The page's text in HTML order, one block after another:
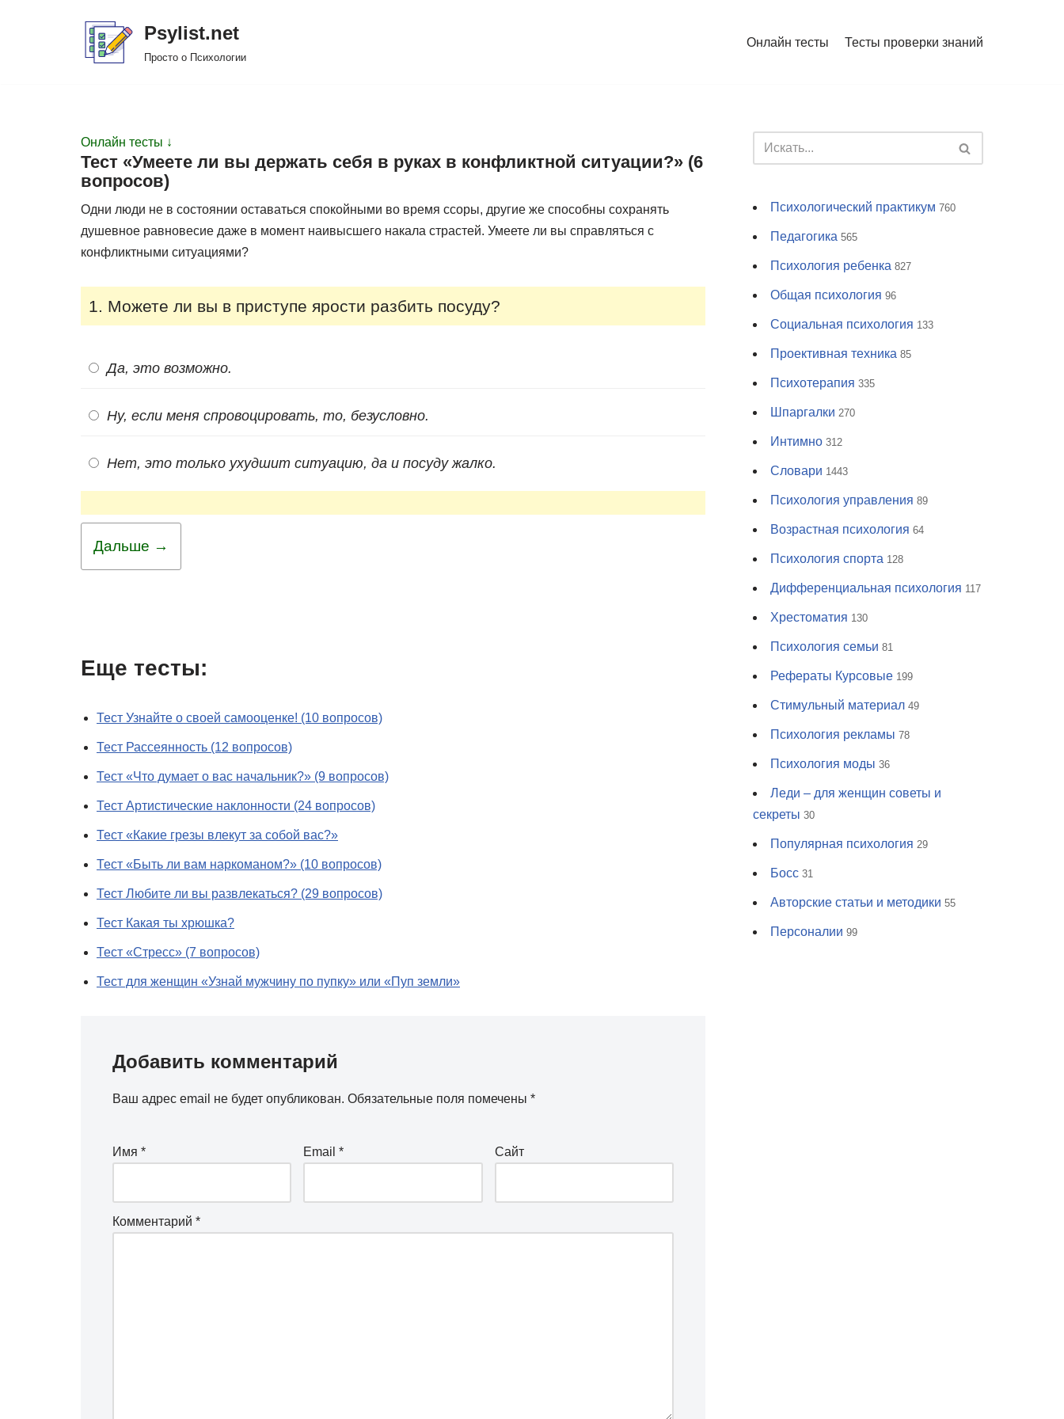
Psylist.net
Просто о Психологии
Онлайн тесты Тесты проверки знаний
Онлайн тесты ↓
Тест «Умеете ли вы держать себя в руках в конфликтной ситуации?» (6
вопросов)
Одни люди не в состоянии оставаться спокойными во время ссоры, другие же способны сохранять
душевное равновесие даже в момент наивысшего накала страстей. Умеете ли вы справляться с
конфликтными ситуациями?
1. Можете ли вы в приступе ярости разбить посуду?
Да, это возможно.
Ну, если меня спровоцировать, то, безусловно.
Нет, это только ухудшит ситуацию, да и посуду жалко.
Дальше →
Еще тесты:
Тест Узнайте о своей самооценке! (10 вопросов)
Тест Рассеянность (12 вопросов)
Тест «Что думает о вас начальник?» (9 вопросов)
Тест Артистические наклонности (24 вопросов)
Тест «Какие грезы влекут за собой вас?»
Тест «Быть ли вам наркоманом?» (10 вопросов)
Тест Любите ли вы развлекаться? (29 вопросов)
Тест Какая ты хрюшка?
Тест «Стресс» (7 вопросов)
Тест для женщин «Узнай мужчину по пупку» или «Пуп земли»
Добавить комментарий
Ваш адрес email не будет опубликован. Обязательные поля помечены *
Имя * Email* Сайт
Комментарий *
Психологический практикум 760
Педагогика 565
Психология ребенка 827
Общая психология 96
Социальная психология 133
Проективная техника 85
Психотерапия 335
Шпаргалки 270
Интимно 312
Словари 1443
Психология управления 89
Возрастная психология 64
Психология спорта 128
Дифференциальная психология 117
Хрестоматия 130
Психология семьи 81
Рефераты Курсовые 199
Стимульный материал 49
Психология рекламы 78
Психология моды 36
Леди – для женщин советы и
секреты 30
Популярная психология 29
Босс 31
Авторские статьи и методики 55
Персоналии 99